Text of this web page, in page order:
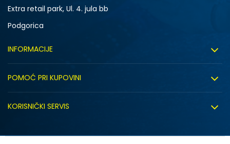
Extra retail park, Ul. 4. jula bb
Podgorica
INFORMACIJE
Zapošljavanje
Sindikalna prodaja
POMOĆ PRI KUPOVINI
Kako kupiti
KORISNIČKI SERVIS